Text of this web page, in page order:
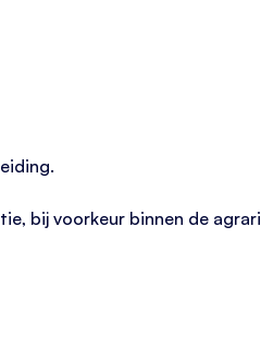
bij voorkeur binnen de